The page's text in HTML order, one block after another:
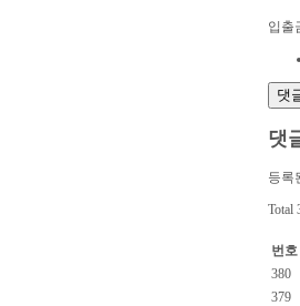
입출
댓
댓
등록
Total
번호
380
379